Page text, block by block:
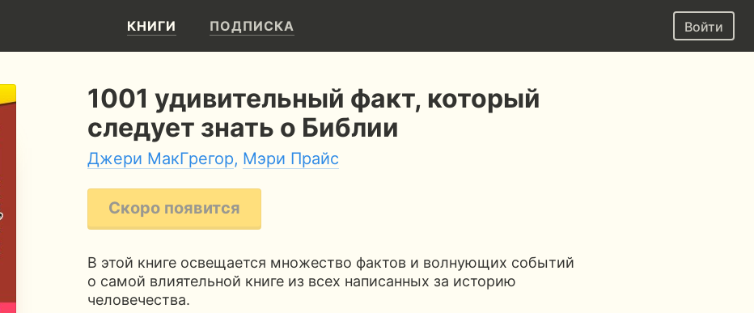
КНИГИ ПОДПИСКА Войти
1001 удивительный факт, который
следует знать о Библии
Джери МакГрегор, Мэри Прайс
Скоро появится
В этой книге освещается множество фактов и волнующих событий
о самой влиятельной книге из всех написанных за историю
человечества.